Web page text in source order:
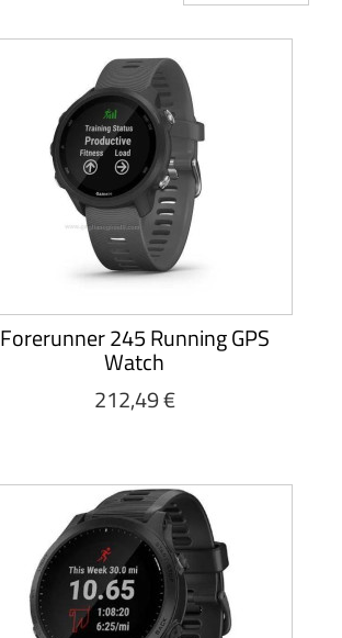
Forerunner 245 Running GPS
Watch
212,49 €